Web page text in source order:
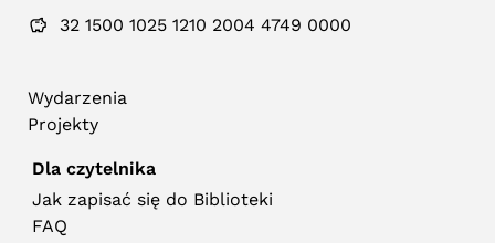
32 1500 1025 1210 2004 4749 0000
Wydarzenia
Projekty
Dla czytelnika
Jak zapisać się do Biblioteki
FAQ